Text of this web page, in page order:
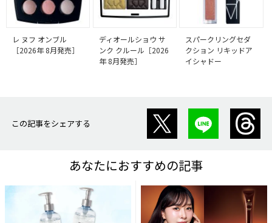
レ ヌフ オンブル
［2026年 8月発売］
ディオールショウ サ
ンク クルール［2026
年 8月発売］
スパークリングセダ
クション リキッドア
イシャドー
この記事をシェアする
あなたにおすすめの記事